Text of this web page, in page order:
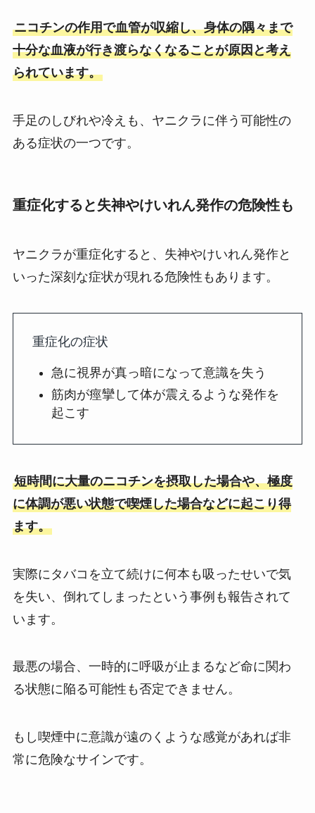
ニコチンの作用で血管が収縮し、身体の隅々まで
十分な血液が行き渡らなくなることが原因と考え
られています。
手足のしびれや冷えも、ヤニクラに伴う可能性の
ある症状の一つです。
重症化すると失神やけいれん発作の危険性も
ヤニクラが重症化すると、失神やけいれん発作と
いった深刻な症状が現れる危険性もあります。
重症化の症状
急に視界が真っ暗になって意識を失う
筋肉が痙攣して体が震えるような発作を
起こす
短時間に大量のニコチンを摂取した場合や、極度
に体調が悪い状態で喫煙した場合などに起こり得
ます。
実際にタバコを立て続けに何本も吸ったせいで気
を失い、倒れてしまったという事例も報告されて
います。
最悪の場合、一時的に呼吸が止まるなど命に関わ
る状態に陥る可能性も否定できません。
もし喫煙中に意識が遠のくような感覚があれば非
常に危険なサインです。